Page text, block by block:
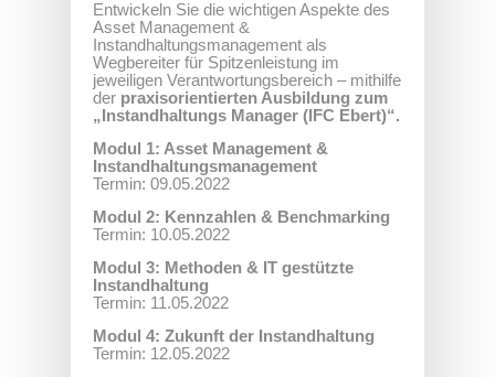
Entwickeln Sie die wichtigen Aspekte des
Asset Management &
Instandhaltungsmanagement als
Wegbereiter für Spitzenleistung im
jeweiligen Verantwortungsbereich – mithilfe
der praxisorientierten Ausbildung zum
„Instandhaltungs Manager (IFC Ebert)“.
Modul 1: Asset Management &
Instandhaltungsmanagement
Termin: 09.05.2022
Modul 2: Kennzahlen & Benchmarking
Termin: 10.05.2022
Modul 3: Methoden & IT gestützte
Instandhaltung
Termin: 11.05.2022
Modul 4: Zukunft der Instandhaltung
Termin: 12.05.2022